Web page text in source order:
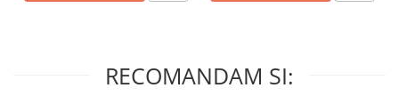
RECOMANDAM SI: